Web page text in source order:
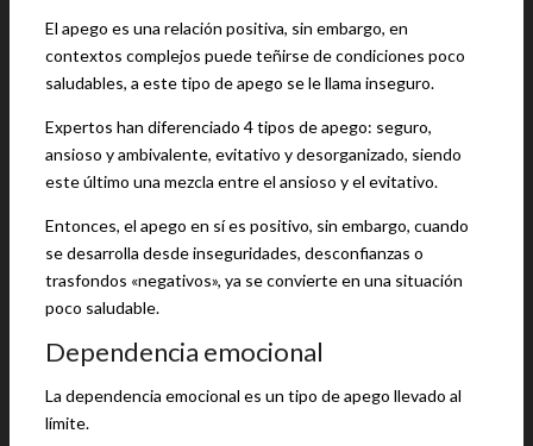
El apego es una relación positiva, sin embargo, en
contextos complejos puede teñirse de condiciones poco
saludables, a este tipo de apego se le llama inseguro.
Expertos han diferenciado 4 tipos de apego: seguro,
ansioso y ambivalente, evitativo y desorganizado, siendo
este último una mezcla entre el ansioso y el evitativo.
Entonces, el apego en sí es positivo, sin embargo, cuando
se desarrolla desde inseguridades, desconfianzas o
trasfondos «negativos», ya se convierte en una situación
poco saludable.
Dependencia emocional
La dependencia emocional es un tipo de apego llevado al
límite.